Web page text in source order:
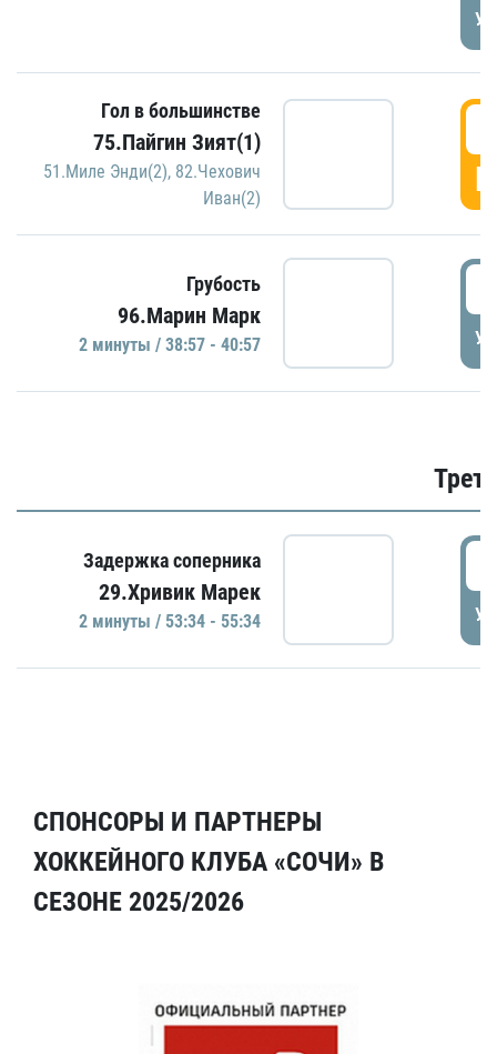
Гол в большинстве
75.Пайгин Зият(1)
51.Миле Энди(2), 82.Чехович
Иван(2)
Грубость
96.Марин Марк
2 минуты / 38:57 - 40:57
Задержка соперника
29.Хривик Марек
2 минуты / 53:34 - 55:34
СПОНСОРЫ И ПАРТНЕРЫ
ХОККЕЙНОГО КЛУБА «СОЧИ» В
СЕЗОНЕ 2025/2026